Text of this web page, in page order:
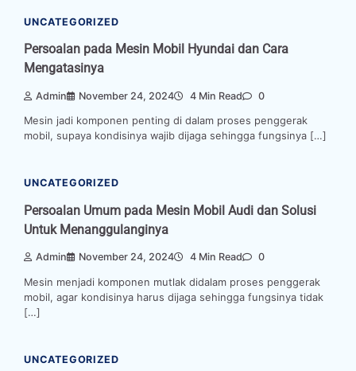
UNCATEGORIZED
Persoalan pada Mesin Mobil Hyundai dan Cara
Mengatasinya
Admin November 24, 2024 4 Min Read 0
Mesin jadi komponen penting di dalam proses penggerak
mobil, supaya kondisinya wajib dijaga sehingga fungsinya […]
UNCATEGORIZED
Persoalan Umum pada Mesin Mobil Audi dan Solusi
Untuk Menanggulanginya
Admin November 24, 2024 4 Min Read 0
Mesin menjadi komponen mutlak didalam proses penggerak
mobil, agar kondisinya harus dijaga sehingga fungsinya tidak
[…]
UNCATEGORIZED